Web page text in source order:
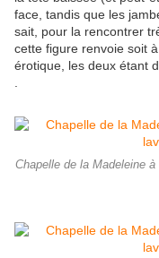
face, tandis que les
sait, pour la rencontrer
cette figure renvoie soit
érotique, les deux étant
Chapelle de la Madeleine